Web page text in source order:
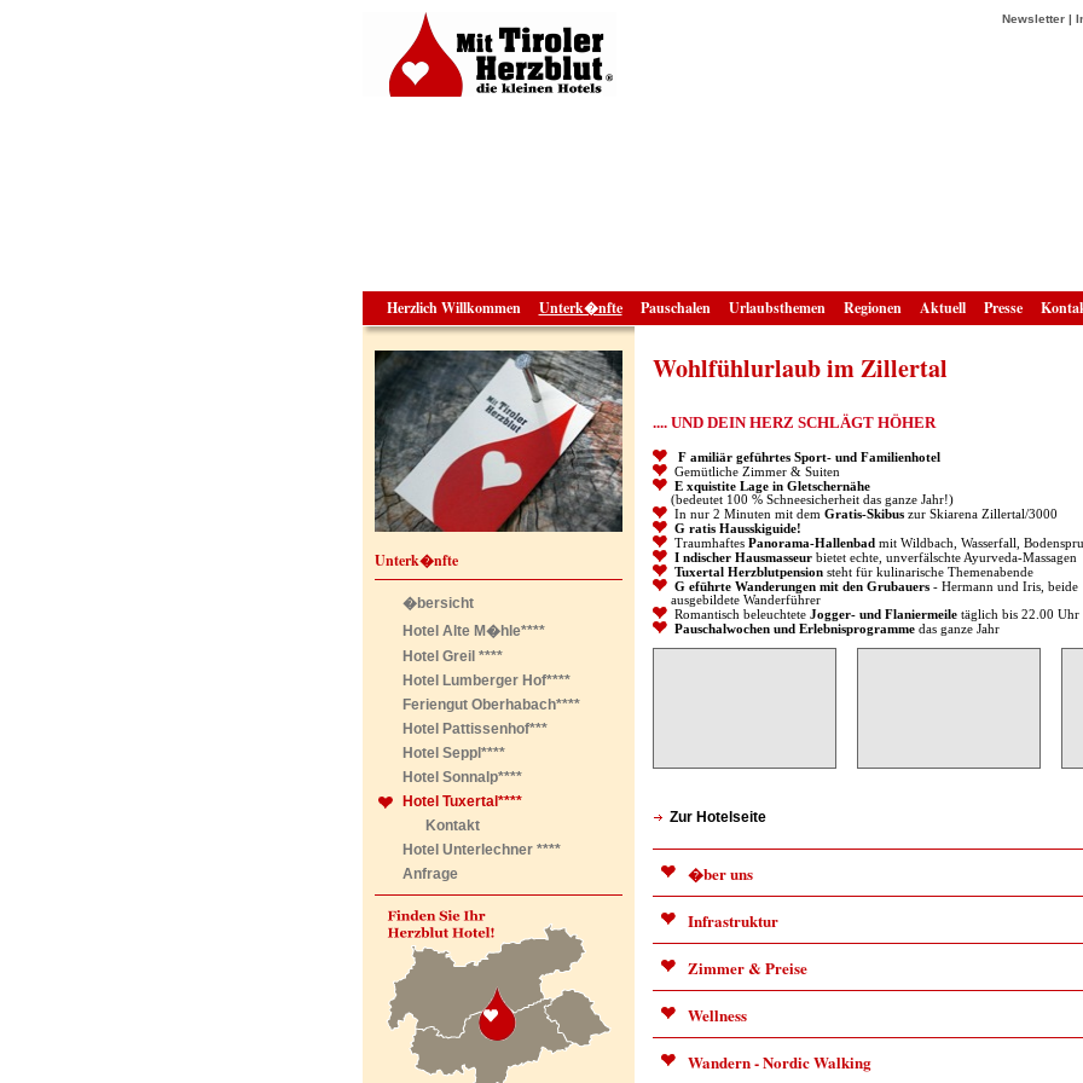
Newsletter|
Herzlich Willkommen Unterk�nfte Pauschalen Urlaubsthemen Regionen Aktuell Presse
Unterk�nfte
�bersicht
Hotel Alte M�hle****
Hotel Greil ****
Hotel Lumberger Hof****
Feriengut Oberhabach****
Hotel Pattissenhof***
Hotel Seppl****
Hotel Sonnalp****
Hotel Tuxertal****
Kontakt
Hotel Unterlechner ****
Anfrage
Wohlfühlurlaub im Zillertal
.... UND DEIN HERZ SCHLÄGT HÖHER
F amiliär geführtes Sport- und Familienhotel
Gemütliche Zimmer & Suiten
E xquistite Lage in Gletschernähe
(bedeutet 1 00 % Schneesicherheit das ganze Jahr!)
In nur 2 Minuten mit dem Gratis-Skibus zur Skiarena Zillertal/3000
G ratis Hausskiguide!
Traumhaftes Panorama-Hallenbad mit Wildbach, Wasserfall,
I ndischer Hausmasseur bietet echte, unverfälschte Ayurveda-Massagen
Tuxertal Herzblutpension steht für kulinarische Themenabende
G eführte Wanderungen mit den Grubauers - Hermann und Iris, beide
ausgebildete Wanderführer
Romantisch beleuchtete Jogger- und Flaniermeile täglich bis 22.00 Uhr
Pauschalwochen und Erlebnisprogramme das ganze Jahr
Zur Hotelseite
�ber uns
Infrastruktur
Zimmer & Preise
Wellness
Wandern - Nordic Walking